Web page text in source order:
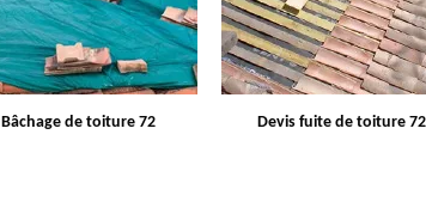
Devis fuite de toiture 72 Entreprise de toiture 72